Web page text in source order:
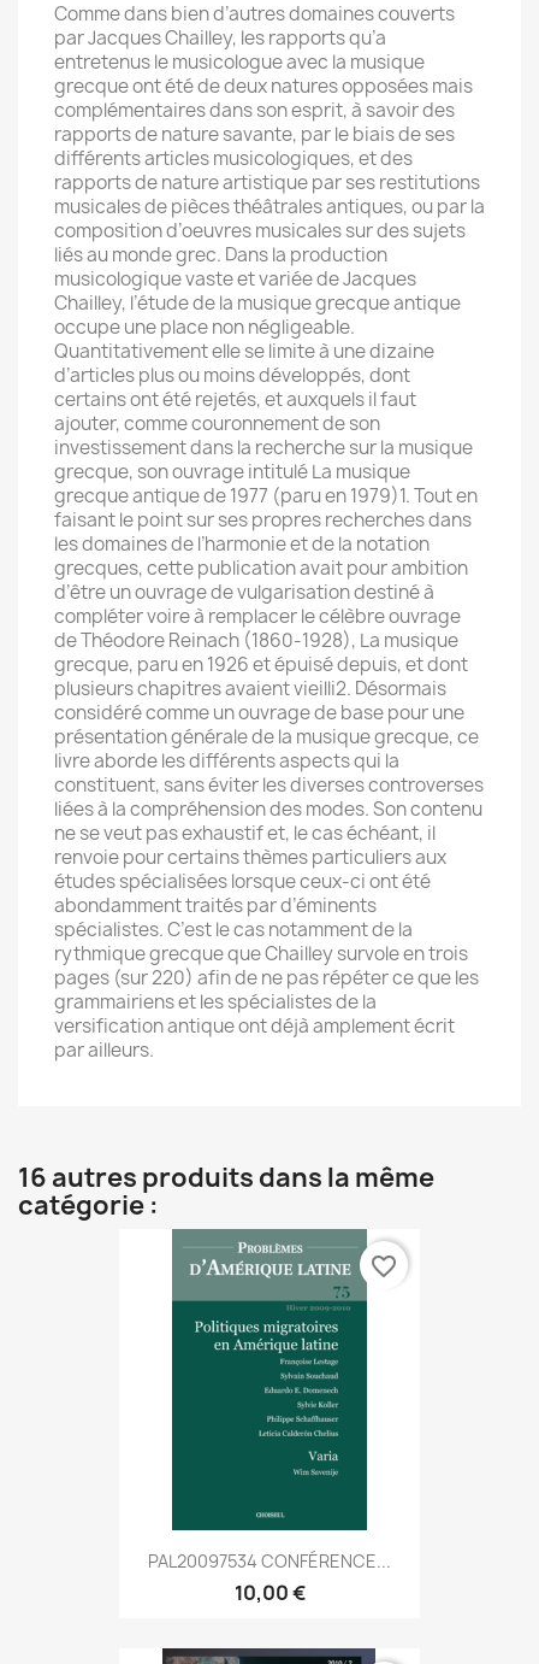
Comme dans bien d’autres domaines couverts
par Jacques Chailley, les rapports qu’a
entretenus le musicologue avec la musique
grecque ont été de deux natures opposées mais
complémentaires dans son esprit, à savoir des
rapports de nature savante, par le biais de ses
différents articles musicologiques, et des
rapports de nature artistique par ses restitutions
musicales de pièces théâtrales antiques, ou par la
composition d’oeuvres musicales sur des sujets
liés au monde grec. Dans la production
musicologique vaste et variée de Jacques
Chailley, l’étude de la musique grecque antique
occupe une place non négligeable.
Quantitativement elle se limite à une dizaine
d’articles plus ou moins développés, dont
certains ont été rejetés, et auxquels il faut
ajouter, comme couronnement de son
investissement dans la recherche sur la musique
grecque, son ouvrage intitulé La musique
grecque antique de 1977 (paru en 1979)1. Tout en
faisant le point sur ses propres recherches dans
les domaines de l’harmonie et de la notation
grecques, cette publication avait pour ambition
d’être un ouvrage de vulgarisation destiné à
compléter voire à remplacer le célèbre ouvrage
de Théodore Reinach (1860-1928), La musique
grecque, paru en 1926 et épuisé depuis, et dont
plusieurs chapitres avaient vieilli2. Désormais
considéré comme un ouvrage de base pour une
présentation générale de la musique grecque, ce
livre aborde les différents aspects qui la
constituent, sans éviter les diverses controverses
liées à la compréhension des modes. Son contenu
ne se veut pas exhaustif et, le cas échéant, il
renvoie pour certains thèmes particuliers aux
études spécialisées lorsque ceux-ci ont été
abondamment traités par d’éminents
spécialistes. C’est le cas notamment de la
rythmique grecque que Chailley survole en trois
pages (sur 220) afin de ne pas répéter ce que les
grammairiens et les spécialistes de la
versification antique ont déjà amplement écrit
par ailleurs.
16 autres produits dans la même
catégorie :
PAL20097534 CONFÉRENCE...
10,00 €
favorite_border